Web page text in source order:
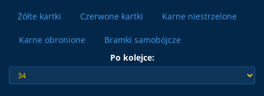
Żółte kartki Czerwone kartki Karne niestrzelone
Karne obronione
Bramki samobójcze
Po kolejce: